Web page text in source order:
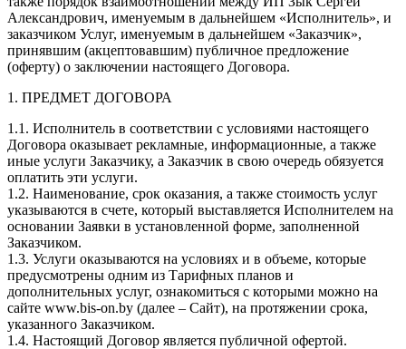
Александрович, именуемым в дальнейшем «Исполнитель», и
заказчиком Услуг, именуемым в дальнейшем «Заказчик»,
принявшим (акцептовавшим) публичное предложение
(оферту) о заключении настоящего Договора.
1. ПРЕДМЕТ ДОГОВОРА
1.1. Исполнитель в соответствии с условиями настоящего
Договора оказывает рекламные, информационные, а также
иные услуги Заказчику, а Заказчик в свою очередь обязуется
оплатить эти услуги.
1.2. Наименование, срок оказания, а также стоимость услуг
указываются в счете, который выставляется Исполнителем на
основании Заявки в установленной форме, заполненной
Заказчиком.
1.3. Услуги оказываются на условиях и в объеме, которые
предусмотрены одним из Тарифных планов и
дополнительных услуг, ознакомиться с которыми можно на
сайте www.bis-on.by (далее – Cайт), на протяжении срока,
указанного Заказчиком.
1.4. Настоящий Договор является публичной офертой.